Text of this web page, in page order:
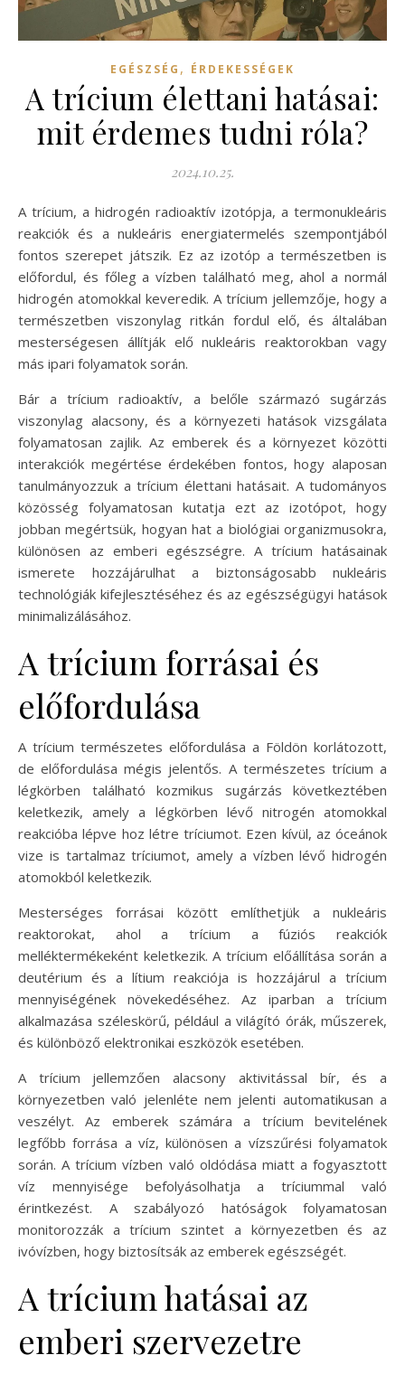
EGÉSZSÉG , ÉRDEKESSÉGEK
A trícium élettani hatásai:
mit érdemes tudni róla?
2024.10.25.
A trícium, a hidrogén radioaktív izotópja, a termonukleáris
reakciók és a nukleáris energiatermelés szempontjából
fontos szerepet játszik. Ez az izotóp a természetben is
előfordul, és főleg a vízben található meg, ahol a normál
hidrogén atomokkal keveredik. A trícium jellemzője, hogy a
természetben viszonylag ritkán fordul elő, és általában
mesterségesen állítják elő nukleáris reaktorokban vagy
más ipari folyamatok során.
Bár a trícium radioaktív, a belőle származó sugárzás
viszonylag alacsony, és a környezeti hatások vizsgálata
folyamatosan zajlik. Az emberek és a környezet közötti
interakciók megértése érdekében fontos, hogy alaposan
tanulmányozzuk a trícium élettani hatásait. A tudományos
közösség folyamatosan kutatja ezt az izotópot, hogy
jobban megértsük, hogyan hat a biológiai organizmusokra,
különösen az emberi egészségre. A trícium hatásainak
ismerete hozzájárulhat a biztonságosabb nukleáris
technológiák kifejlesztéséhez és az egészségügyi hatások
minimalizálásához.
A trícium forrásai és
előfordulása
A trícium természetes előfordulása a Földön korlátozott,
de előfordulása mégis jelentős. A természetes trícium a
légkörben található kozmikus sugárzás következtében
keletkezik, amely a légkörben lévő nitrogén atomokkal
reakcióba lépve hoz létre tríciumot. Ezen kívül, az óceánok
vize is tartalmaz tríciumot, amely a vízben lévő hidrogén
atomokból keletkezik.
Mesterséges forrásai között említhetjük a nukleáris
reaktorokat, ahol a trícium a fúziós reakciók
melléktermékeként keletkezik. A trícium előállítása során a
deutérium és a lítium reakciója is hozzájárul a trícium
mennyiségének növekedéséhez. Az iparban a trícium
alkalmazása széleskörű, például a világító órák, műszerek,
és különböző elektronikai eszközök esetében.
A trícium jellemzően alacsony aktivitással bír, és a
környezetben való jelenléte nem jelenti automatikusan a
veszélyt. Az emberek számára a trícium bevitelének
legfőbb forrása a víz, különösen a vízszűrési folyamatok
során. A trícium vízben való oldódása miatt a fogyasztott
víz mennyisége befolyásolhatja a tríciummal való
érintkezést. A szabályozó hatóságok folyamatosan
monitorozzák a trícium szintet a környezetben és az
ivóvízben, hogy biztosítsák az emberek egészségét.
A trícium hatásai az
emberi szervezetre